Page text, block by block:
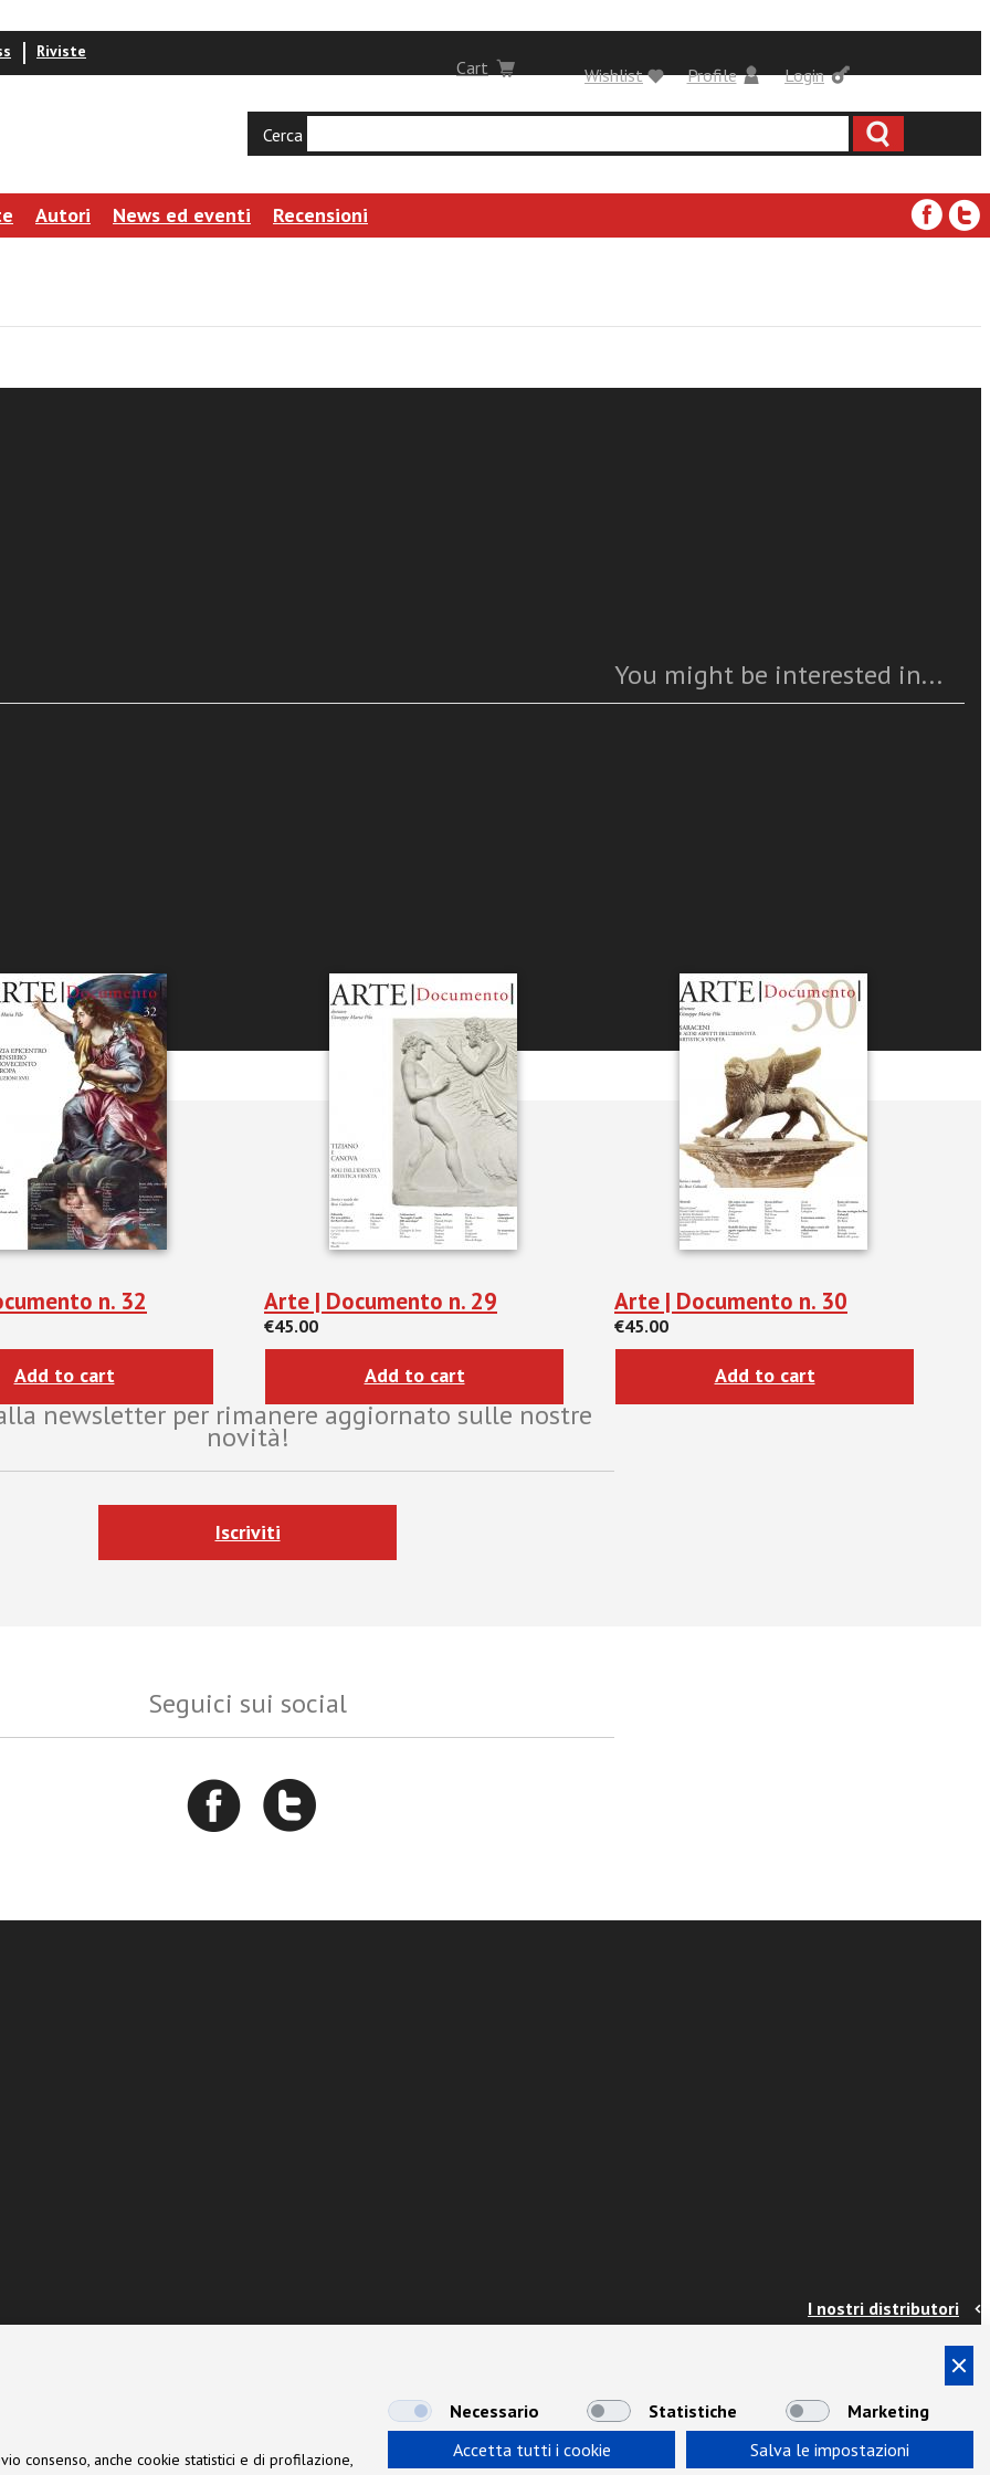
Riviste
Login
Cart Profile
Wishlist
Cerca
Autori News ed eventi Recensioni
You might be interested in...
n. 32
Add to cart
Arte | Documento n. 29
€45.00
Add to cart
Arte | Documento n. 30
€45.00
Add to cart
newsletter per rimanere aggiornato sulle nostre
novità!
Iscriviti
Seguici sui social
I nostri distributori
Info e spedizioni
Privacy
Area Docenti
consenso, anche cookie statistici e di profilazione,
Necessario Statistiche
Marketing
Accetta tutti i cookie
Salva le impostazioni